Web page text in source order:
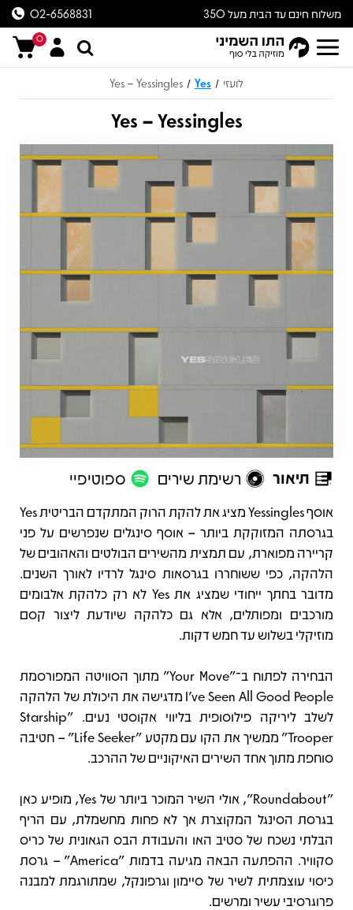
משלוח חינם עד הבית מעל 350
ש״ח
02-6568831
0
לועזי /
Yes
/
Yes – Yessingles
Yes – Yessingles
תיאור רשימת שירים ספוטיפיי
תיאור
אוסף Yessingles מציג את להקת הרוק המתקדם הבריטית Yes
בגרסתה המזוקקת ביותר – אוסף סינגלים שנפרשים על פני
קריירה מפוארת, עם תמצית מהשירים הבולטים והאהובים של
הלהקה, כפי ששוחררו בגרסאות סינגל לרדיו לאורך השנים.
מדובר בחתך ייחודי שמציג את Yes לא רק כלהקת אלבומים
מורכבים ומפותלים, אלא גם כלהקה שיודעת ליצור קסם
מוזיקלי בשלוש עד חמש דקות.
הבחירה לפתוח ב־"Your Move" מתוך הסוויטה המפורסמת
I've Seen All Good People מדגישה את היכולת של הלהקה
לשלב ליריקה פילוסופית בליווי אקוסטי נעים. "Starship
Trooper" ממשיך את הקו עם מקטע "Life Seeker" – חטיבה
סוחפת מתוך אחד השירים האיקוניים של ההרכב.
"Roundabout", אולי השיר המוכר ביותר של Yes, מופיע כאן
בגרסת הסינגל המקוצרת אך לא פחות מחשמלת, עם הריף
הבלתי נשכח של סטיב האו והעבודת הבס הגאונית של כריס
סקוויר. ההפתעה הבאה מגיעה בדמות "America" – גרסת
כיסוי עוצמתית לשיר של סיימון וגרפונקל, שמתורגמת למבנה
פרוגרסיבי עשיר ומרשים.